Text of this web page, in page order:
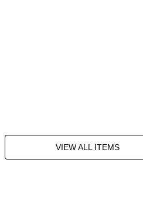
VIEW ALL ITEMS